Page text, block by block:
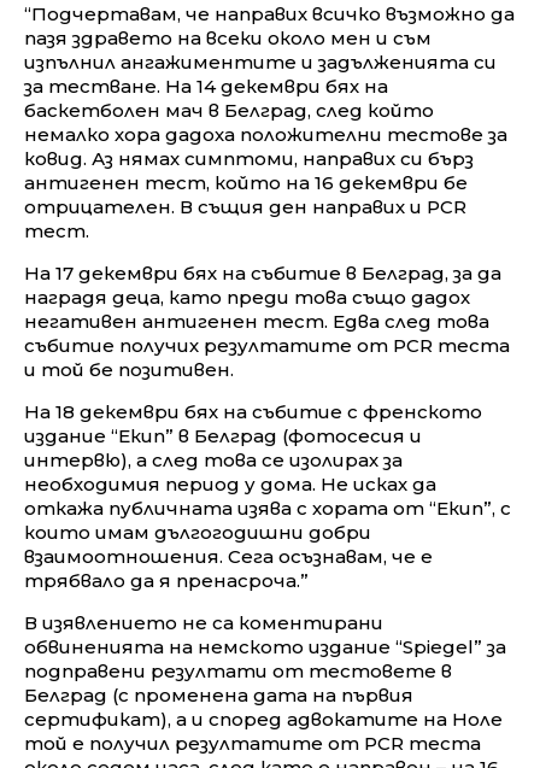
“Подчертавам, че направих всичко възможно да
пазя здравето на всеки около мен и съм
изпълнил ангажиментите и задълженията си
за тестване. На 14 декември бях на
баскетболен мач в Белград, след който
немалко хора дадоха положителни тестове за
ковид. Аз нямах симптоми, направих си бърз
антигенен тест, който на 16 декември бе
отрицателен. В същия ден направих и PCR
тест.
На 17 декември бях на събитие в Белград, за да
наградя деца, като преди това също дадох
негативен антигенен тест. Едва след това
събитие получих резултатите от PCR теста
и той бе позитивен.
На 18 декември бях на събитие с френското
издание “Екип” в Белград (фотосесия и
интервю), а след това се изолирах за
необходимия период у дома. Не исках да
откажа публичната изява с хората от “Екип”, с
които имам дългогодишни добри
взаимоотношения. Сега осъзнавам, че е
трябвало да я пренасроча.”
В изявлението не са коментирани
обвиненията на немското издание “Spiegel” за
подправени резултати от тестовете в
Белград (с променена дата на първия
сертификат), а и според адвокатите на Ноле
той е получил резултатите от PCR теста